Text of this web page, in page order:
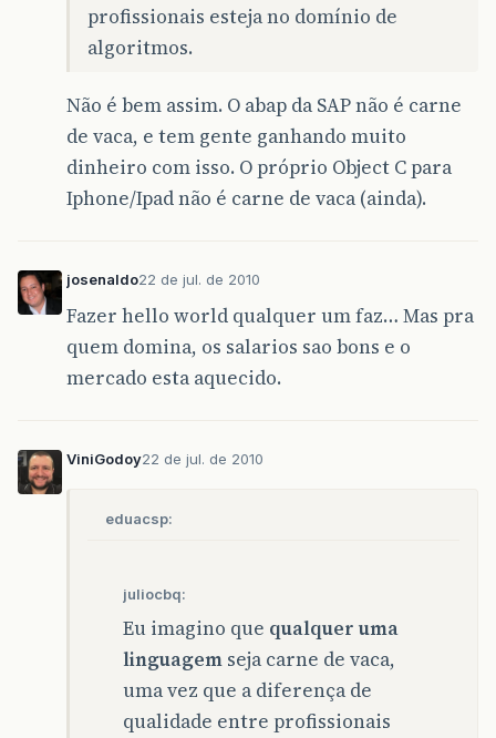
profissionais esteja no domínio de
algoritmos.
Não é bem assim. O abap da SAP não é carne
de vaca, e tem gente ganhando muito
dinheiro com isso. O próprio Object C para
Iphone/Ipad não é carne de vaca (ainda).
josenaldo22 de jul. de 2010
Fazer hello world qualquer um faz… Mas pra
quem domina, os salarios sao bons e o
mercado esta aquecido.
ViniGodoy22 de jul. de 2010
eduacsp:
juliocbq:
Eu imagino que qualquer uma
linguagem seja carne de vaca,
uma vez que a diferença de
qualidade entre profissionais